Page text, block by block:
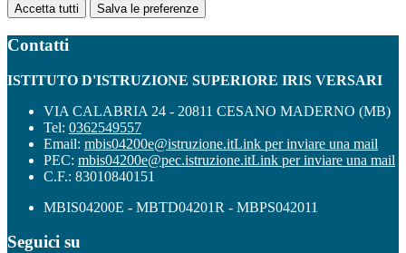
Accetta tutti Salva le preferenze
Contatti
ISTITUTO D'ISTRUZIONE SUPERIORE IRIS VERSARI
VIA CALABRIA 24 - 20811 CESANO MADERNO (MB)
Tel: 0362549557
Email: mbis04200e@istruzione.itLink per inviare una mail
PEC: mbis04200e@pec.istruzione.itLink per inviare una mail
C.F.: 83010840151
MBIS04200E - MBTD04201R - MBPS042011
Seguici su